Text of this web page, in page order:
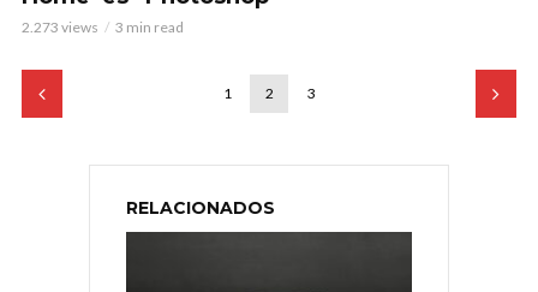
2.273 views 3 min read
1 2 3
RELACIONADOS